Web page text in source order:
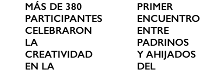
MÁS DE 380
PARTICIPANTES
CELEBRARON
LA
CREATIVIDAD
EN LA
PRIMER
ENCUENTRO
ENTRE
PADRINOS
Y AHIJADOS
DEL